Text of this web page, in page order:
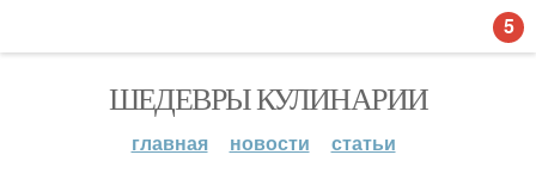
ШЕДЕВРЫ КУЛИНАРИИ
главная новости статьи
5